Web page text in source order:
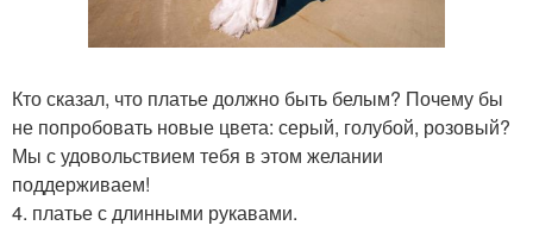
Кто сказал, что платье должно быть белым? Почему бы
не попробовать новые цвета: серый, голубой, розовый?
Мы с удовольствием тебя в этом желании
поддерживаем!
4. платье с длинными рукавами.